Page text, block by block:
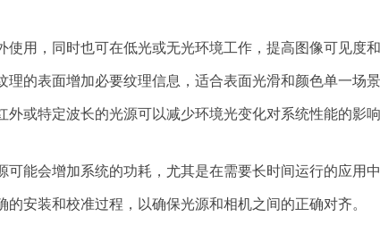
使用，同时也可在低光或无光环境工作，提高图像可见度
理的表面增加必要纹理信息，适合表面光滑和颜色单一场景
或特定波长的光源可以减少环境光变化对系统性能的影响
可能会增加系统的功耗，尤其是在需要长时间运行的应用中
的安装和校准过程，以确保光源和相机之间的正确对齐。